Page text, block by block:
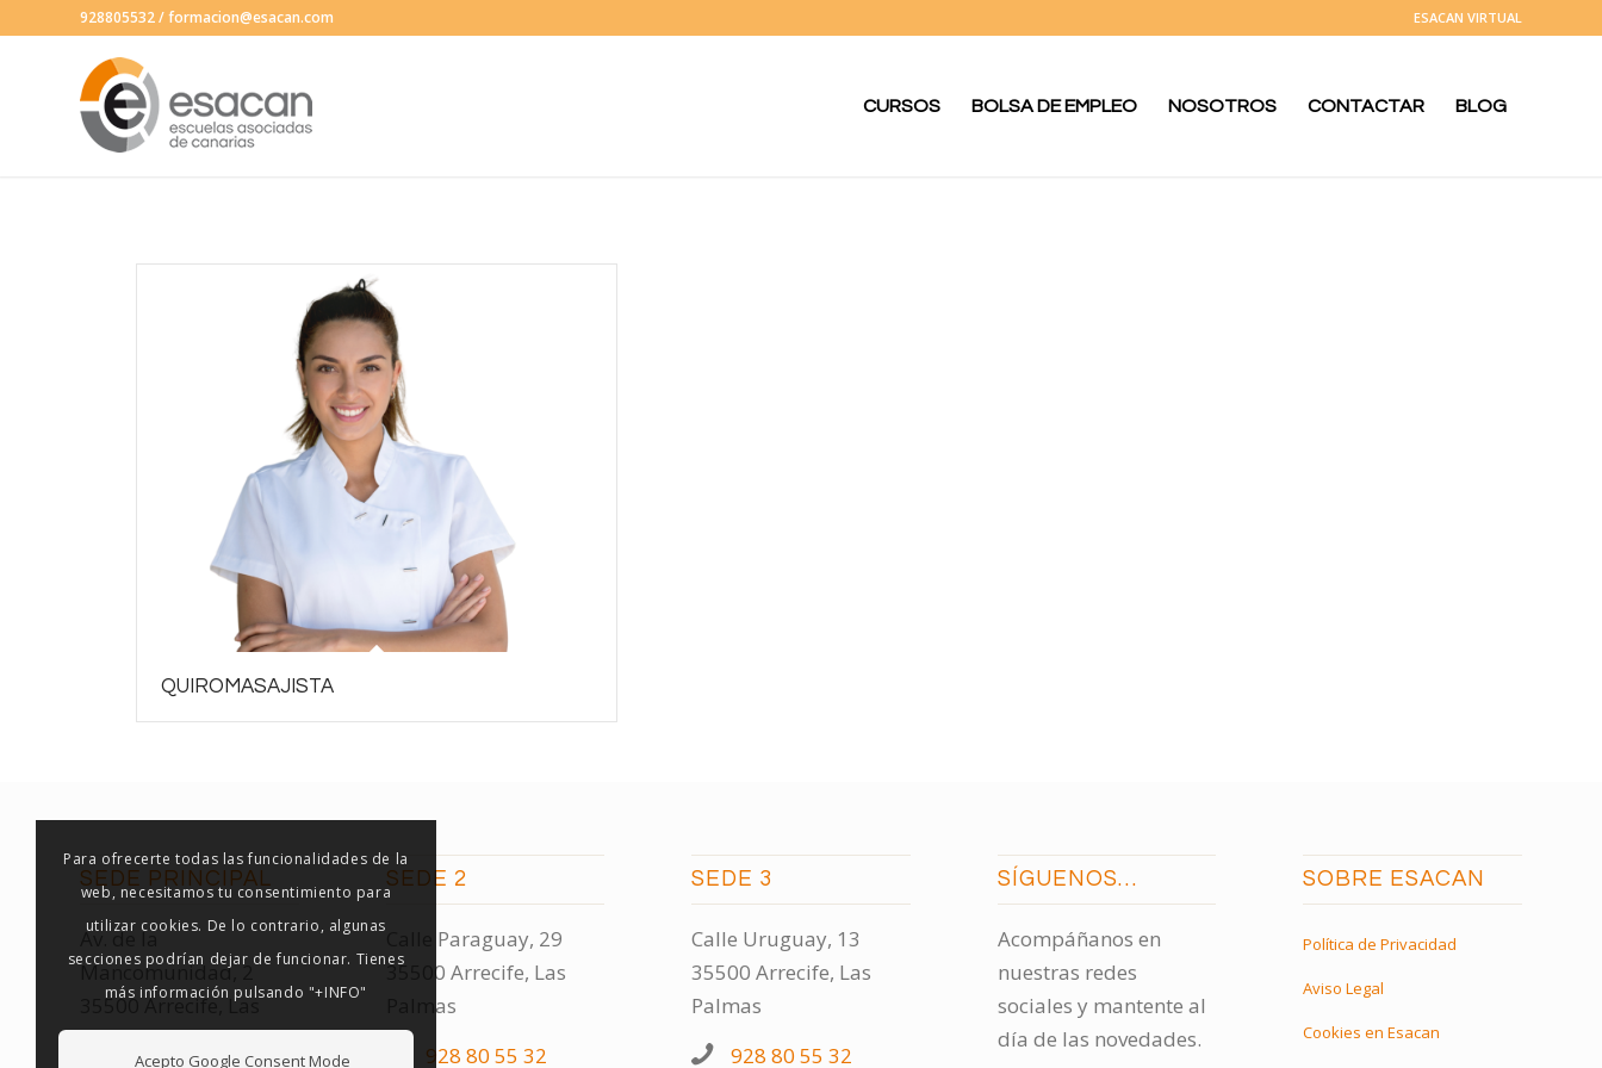
ESACAN VIRTUAL
928805532/formacion@esacan.com
CURSOS BOLSA DE EMPLEO NOSOTROS CONTACTAR BLOG
QUIROMASAJISTA
SEDE PRINCIPAL
Av. de la
Mancomunidad, 2
35500 Arrecife, Las
Palmas
SEDE 2
Calle Paraguay, 29
35500 Arrecife, Las
Palmas
928 80 55 32
SEDE 3
Calle Uruguay, 13
35500 Arrecife, Las
Palmas
928 80 55 32
SÍGUENOS…
Acompáñanos en
nuestras redes
sociales y mantente al
día de las novedades.
SOBRE ESACAN
Política de Privacidad
Aviso Legal
Cookies en Esacan
Para ofrecerte todas las funcionalidades de la
web, necesitamos tu consentimiento para
utilizar cookies. De lo contrario, algunas
secciones podrían dejar de funcionar. Tienes
más información pulsando "+INFO"
Acepto Google Consent Mode